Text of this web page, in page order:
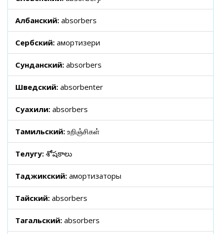
Албанский: absorbers
Сербский: амортизери
Сунданский: absorbers
Шведский: absorbenter
Суахили: absorbers
Тамильский: உறிஞ்சிகள்
Телугу: శోషకాలు
Таджикский: амортизаторы
Тайский: absorbers
Тагальский: absorbers